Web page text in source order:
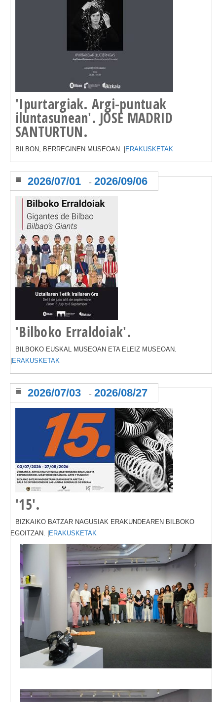
'Ipurtargiak. Argi-puntuak
iluntasunean'. JOSE MADRID
SANTURTUN.
BILBON, BERREGINEN MUSEOAN. | ERAKUSKETAK
'Bilboko Erraldoiak'.
2026/07/01 - 2026/09/06
BILBOKO EUSKAL MUSEOAN ETA ELEIZ MUSEOAN.
ERAKUSKETAK
'15'.
2026/07/03 - 2026/08/27
BIZKAIKO BATZAR NAGUSIAK ERAKUNDEAREN BILBOKO
EGOITZAN. |
ERAKUSKETAK